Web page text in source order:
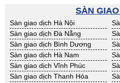
BĐS khác Ninh Thuận
BĐS khác Quảng Bình
BĐS khác Quảng Ngãi
BĐS khác Cần Thơ
BĐS khác Bạc Liêu
BĐS khác Bình Phước
BĐS khác Đồng Tháp
SÀN
Sàn giao dịch Hà Nội
Sàn giao dịch Đà Nẵng
Sàn giao dịch Bình Dương
Sàn giao dịch Hà Nam
Sàn giao dịch Vĩnh Phúc
Sàn giao dịch Thanh Hóa